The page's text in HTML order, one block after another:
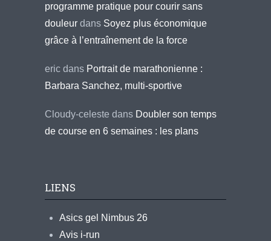
programme pratique pour courir sans
douleur dans Soyez plus économique
grâce à l’entraînement de la force
eric dans Portrait de marathonienne :
Barbara Sanchez, multi-sportive
Cloudy-celeste dans Doubler son temps
de course en 6 semaines : les plans
LIENS
Asics gel Nimbus 26
Avis i-run